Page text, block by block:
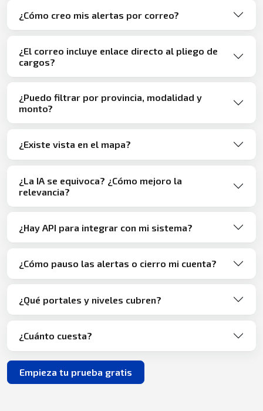
¿Cómo creo mis alertas por correo?
¿El correo incluye enlace directo al pliego de
cargos?
¿Puedo filtrar por provincia, modalidad y
monto?
¿Existe vista en el mapa?
¿La IA se equivoca? ¿Cómo mejoro la
relevancia?
¿Hay API para integrar con mi sistema?
¿Cómo pauso las alertas o cierro mi cuenta?
¿Qué portales y niveles cubren?
¿Cuánto cuesta?
Empieza tu prueba gratis